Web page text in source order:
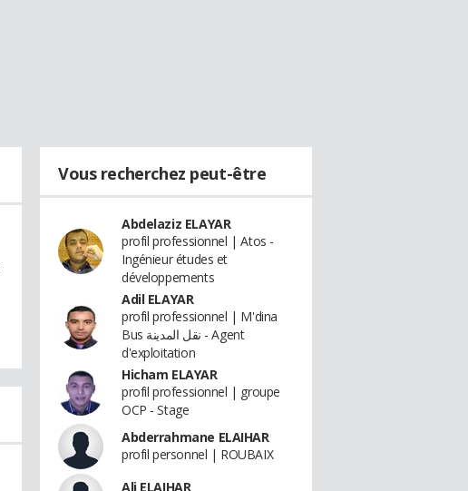
Vous recherchez peut-être
Abdelaziz ELAYAR
profil professionnel | Atos -
Ingénieur études et
développements
Adil ELAYAR
profil professionnel | M'dina
Bus نقل المدينة - Agent
d'exploitation
Hicham ELAYAR
profil professionnel | groupe
OCP - Stage
Abderrahmane ELAIHAR
profil personnel | ROUBAIX
Ali ELAIHAR